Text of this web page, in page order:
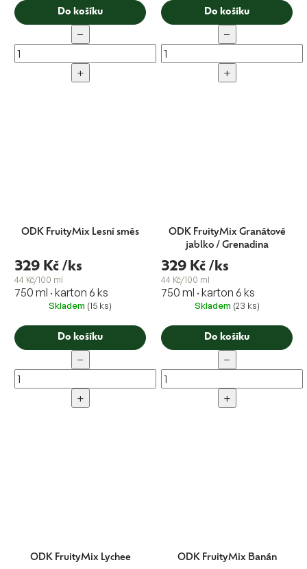
Do košíku
−
+
Do košíku
−
+
ODK FruityMix Lesní směs
329 Kč /ks
44 Kč/100 ml
750 ml · karton 6 ks
Skladem (15 ks)
Do košíku
−
+
ODK FruityMix Granátové
jablko / Grenadina
329 Kč /ks
44 Kč/100 ml
750 ml · karton 6 ks
Skladem (23 ks)
Do košíku
−
+
ODK FruityMix Lychee ODK FruityMix Banán